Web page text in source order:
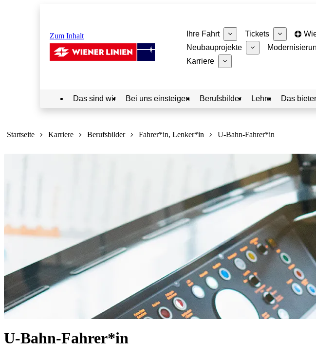
Zum Inhalt Ihre Fahrt Tickets
Neubauprojekte
Karriere
Das sind wir Bei uns einsteigen Berufsbilder Lehre Das
hier:
Startseite Karriere Berufsbilder Fahrer*in, Lenker*in U-Bahn-Fahrer*in
U-Bahn-Fahrer*in